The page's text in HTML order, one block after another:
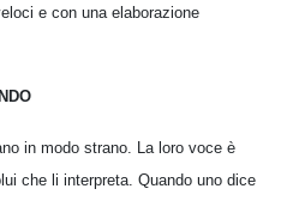
e con una elaborazione
in modo strano. La loro voce è
che li interpreta. Quando uno dice